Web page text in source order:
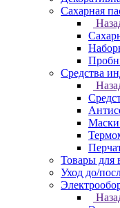
Сахарная
Средства
Товары для
Уход до/